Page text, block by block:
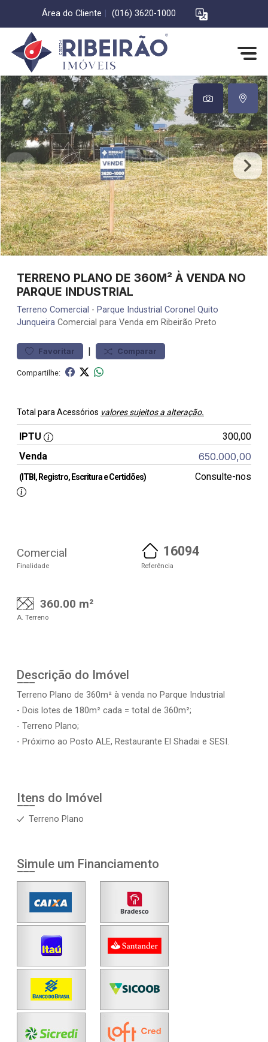
Área do Cliente (016) 3620-1000
TERRENO PLANO DE 360M² À VENDA NO
PARQUE INDUSTRIAL
Terreno Comercial - Parque Industrial Coronel Quito
Junqueira Comercial para Venda em Ribeirão Preto
Favoritar | Comparar
Compartilhe:
Total para Acessórios valores sujeitos a alteração.
IPTU
300,00
Venda
650.000,00
(ITBI, Registro, Escritura e Certidões) Consulte-nos
Comercial
Finalidade
16094
Referência
360.00 m²
A. Terreno
Descrição do Imóvel
Terreno Plano de 360m² à venda no Parque Industrial
- Dois lotes de 180m² cada = total de 360m²;
- Terreno Plano;
- Próximo ao Posto ALE, Restaurante El Shadai e SESI.
Itens do Imóvel
Terreno Plano
Simule um Financiamento